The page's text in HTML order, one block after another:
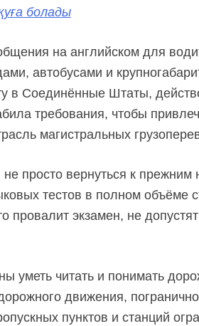
болады
на английском для
автобусами и
в Соединённые Штаты,
требования, чтобы
магистральных
просто вернуться к прежним
тестов в полном объёме
провалит экзамен, не
уметь читать и понимать
движения,
пунктов и станций